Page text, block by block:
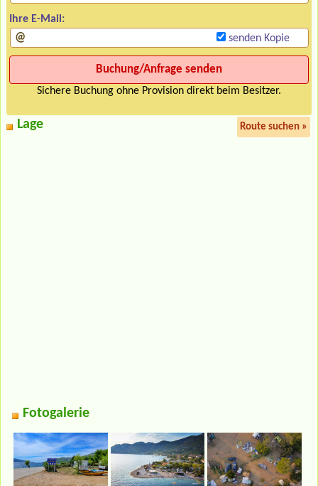
Ihre E-Mail:
senden Kopie
Sichere Buchung ohne Provision direkt beim Besitzer.
Lage Route suchen »
Fotogalerie